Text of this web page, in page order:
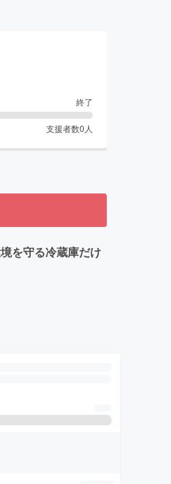
終了
支援者数0 人
を守る冷蔵庫だけ